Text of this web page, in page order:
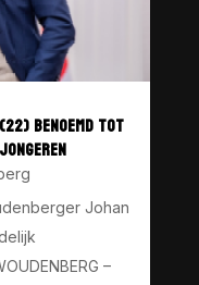
BENOEMD TOT
Johan
–